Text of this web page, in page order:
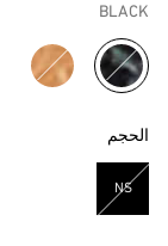
BLACK
مختار
الحجم
NS
مختار